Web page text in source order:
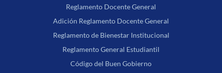
Reglamento Docente General
Adición Reglamento Docente General
Reglamento de Bienestar Institucional
Reglamento General Estudiantil
Código del Buen Gobierno